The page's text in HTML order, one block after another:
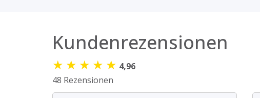
Kundenrezensionen
★ ★ ★ ★ ★ 4,96
48 Rezensionen